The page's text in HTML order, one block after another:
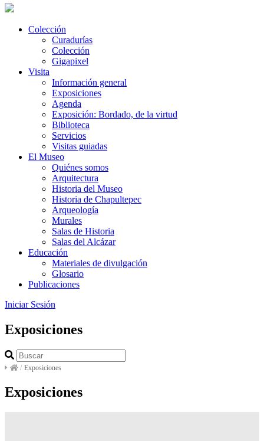
Colección
Curadurías
Colección
Gigapixel
Visita
Información general
Exposiciones
Agenda
Exposición: Bordado, de la virtud
Biblioteca
Servicios
Visitas guiadas
El Museo
Quiénes somos
Arquitectura
Historia del Museo
Historia de Chapultepec
Arqueología
Murales
Salas de Historia
Salas del Alcázar
Educación
Materiales de divulgación
Glosario
Publicaciones
Iniciar Sesión
Exposiciones
/ Exposiciones
Exposiciones